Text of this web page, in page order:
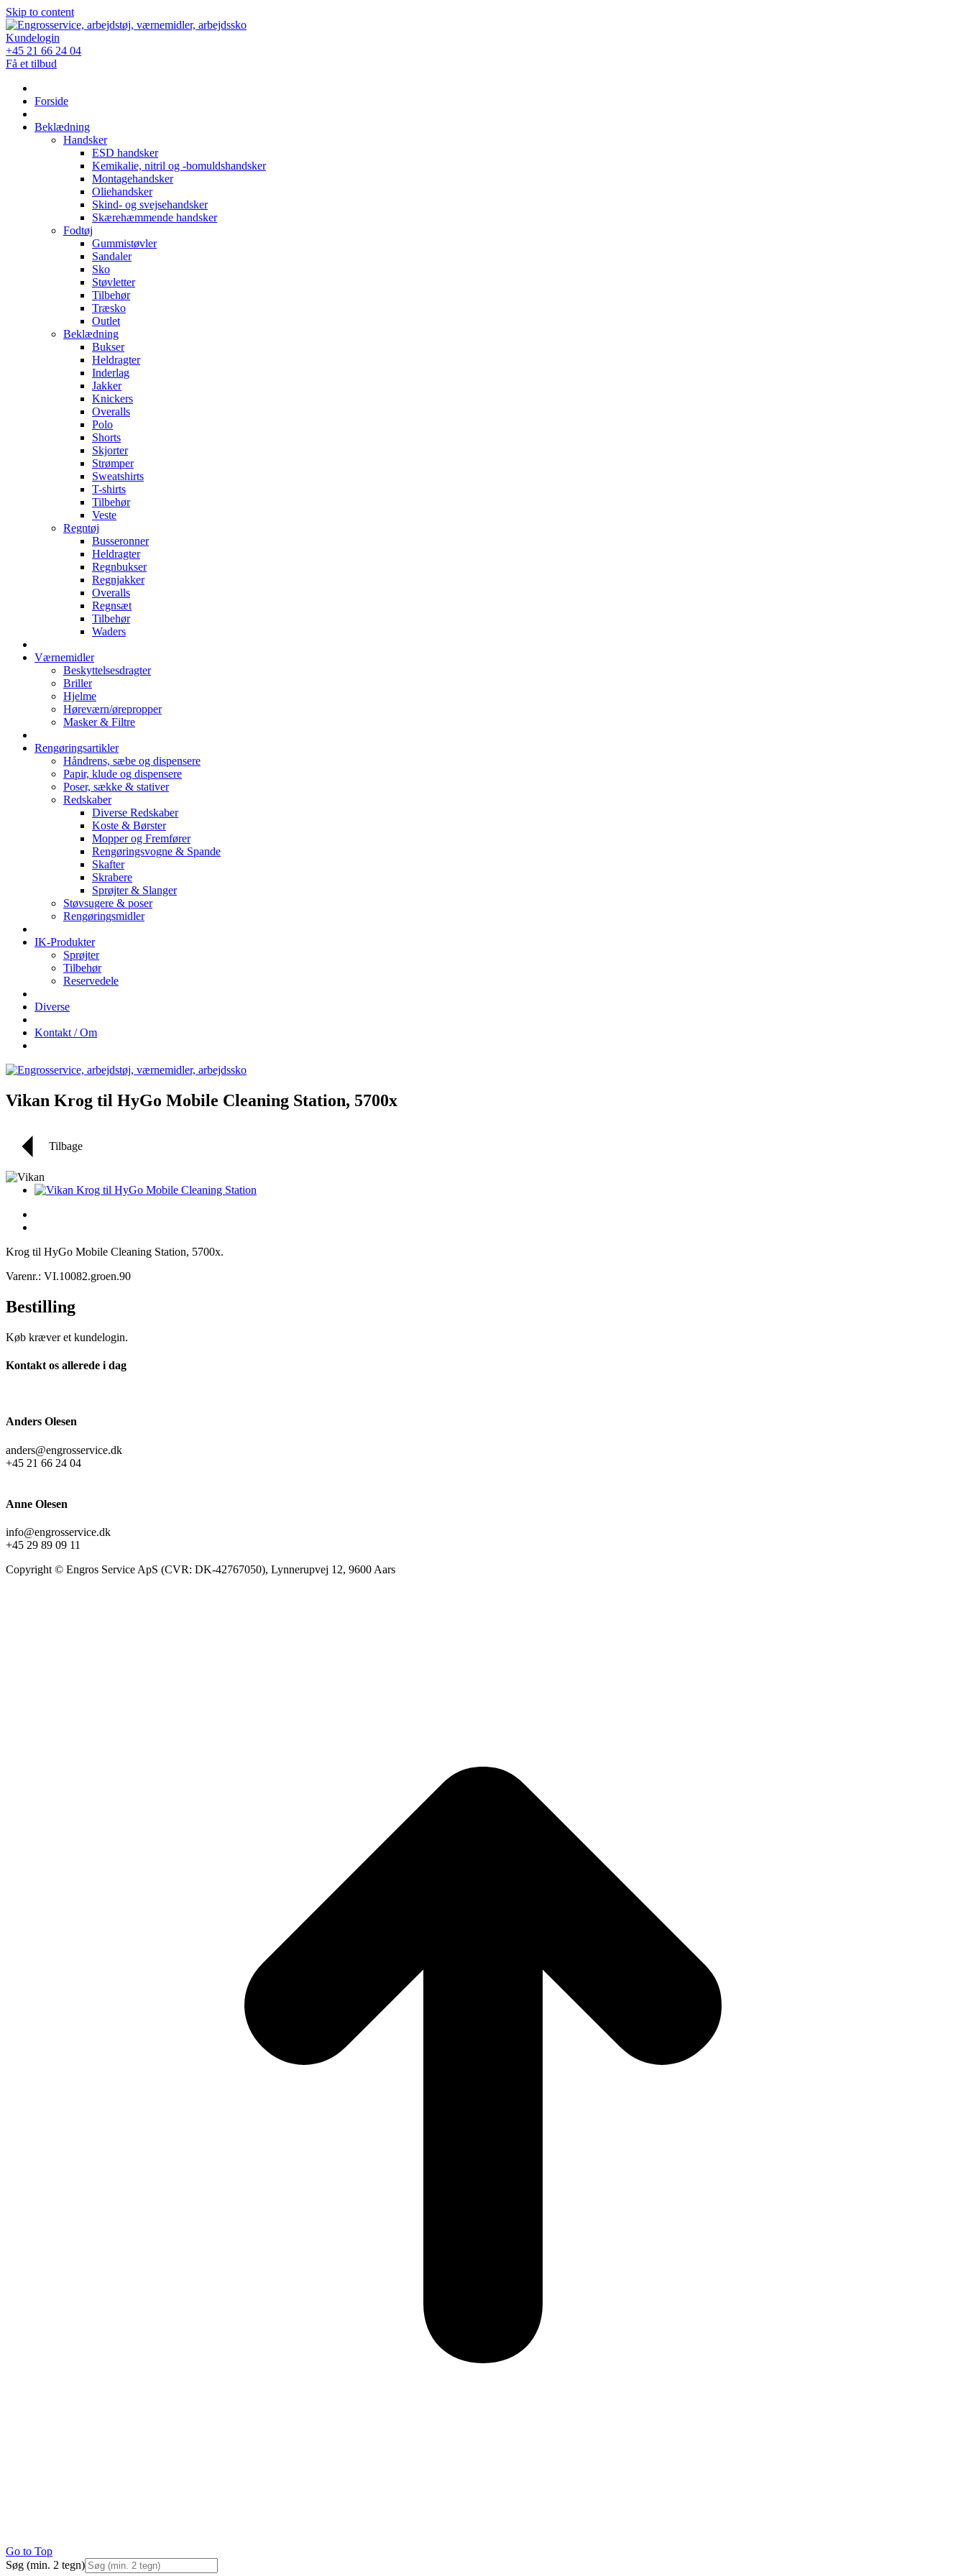
Skip to content
Kundelogin
+45 21 66 24 04
Få et tilbud
Forside
Beklædning
Handsker
ESD handsker
Kemikalie, nitril og -bomuldshandsker
Montagehandsker
Oliehandsker
Skind- og svejsehandsker
Skærehæmmende handsker
Fodtøj
Gummistøvler
Sandaler
Sko
Støvletter
Tilbehør
Træsko
Outlet
Beklædning
Bukser
Heldragter
Inderlag
Jakker
Knickers
Overalls
Polo
Shorts
Skjorter
Strømper
Sweatshirts
T-shirts
Tilbehør
Veste
Regntøj
Busseronner
Heldragter
Regnbukser
Regnjakker
Overalls
Regnsæt
Tilbehør
Waders
Værnemidler
Beskyttelsesdragter
Briller
Hjelme
Høreværn/ørepropper
Masker & Filtre
Rengøringsartikler
Håndrens, sæbe og dispensere
Papir, klude og dispensere
Poser, sække & stativer
Redskaber
Diverse Redskaber
Koste & Børster
Mopper og Fremfører
Rengøringsvogne & Spande
Skafter
Skrabere
Sprøjter & Slanger
Støvsugere & poser
Rengøringsmidler
IK-Produkter
Sprøjter
Tilbehør
Reservedele
Diverse
Kontakt / Om
Vikan Krog til HyGo Mobile Cleaning Station, 5700x
Tilbage
Krog til HyGo Mobile Cleaning Station, 5700x.
Varenr.: VI.10082.groen.90
Bestilling
Køb kræver et kundelogin.
Kontakt os allerede i dag
Anders Olesen
anders@engrosservice.dk
+45 21 66 24 04
Anne Olesen
info@engrosservice.dk
+45 29 89 09 11
Copyright © Engros Service ApS (CVR: DK-42767050), Lynnerupvej 12, 9600 Aars
Go to Top
Søg (min. 2 tegn)